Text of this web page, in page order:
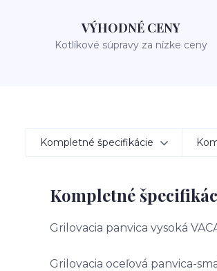
VÝHODNÉ CENY
Kotlíkové súpravy za nízke ceny
Kompletné špecifikácie
Kompletné
Grilovacia panvica vysoká
Grilovacia oceľová panvica-